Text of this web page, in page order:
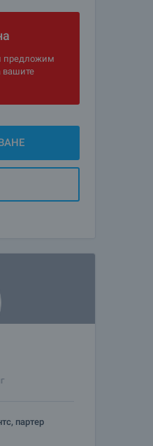
предложим
вашите
партер